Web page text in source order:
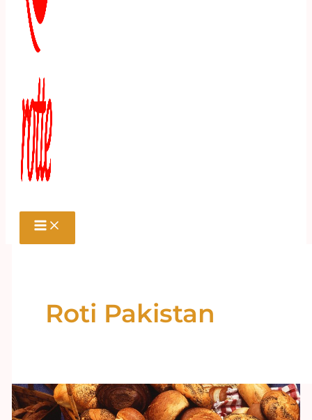
Roti Pakistan